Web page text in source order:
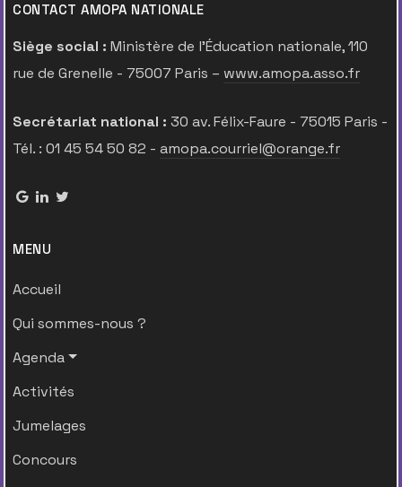
CONTACT AMOPA NATIONALE
Siège social : Ministère de l’Éducation nationale, 110
rue de Grenelle - 75007 Paris – www.amopa.asso.fr
Secrétariat national : 30 av. Félix-Faure - 75015 Paris -
Tél. : 01 45 54 50 82 - amopa.courriel@orange.fr
MENU
Accueil
Qui sommes-nous ?
Agenda
Activités
Jumelages
Concours